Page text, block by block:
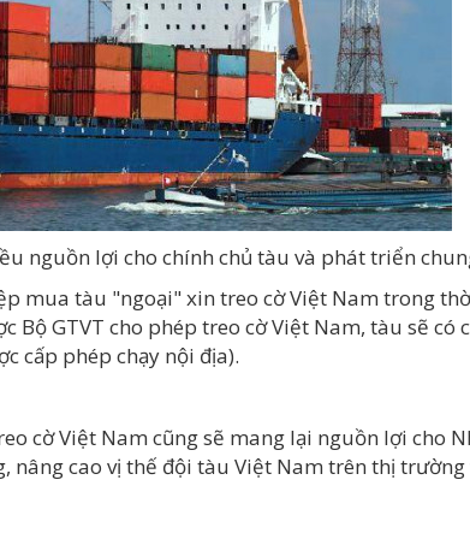
nguồn lợi cho chính chủ tàu và phát triển
mua tàu "ngoại" xin treo cờ Việt Nam trong
Bộ GTVT cho phép treo cờ Việt Nam, tàu sẽ
cấp phép chạy nội địa).
cờ Việt Nam cũng sẽ mang lại nguồn lợi cho
cao vị thế đội tàu Việt Nam trên thị